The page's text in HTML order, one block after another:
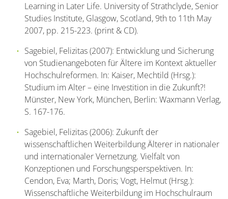
Learning in Later Life. University of Strathclyde, Senior
Studies Institute, Glasgow, Scotland, 9th to 11th May
2007, pp. 215-223. (print & CD).
Sagebiel, Felizitas (2007): Entwicklung und Sicherung
von Studienangeboten für Ältere im Kontext aktueller
Hochschulreformen. In: Kaiser, Mechtild (Hrsg.):
Studium im Alter – eine Investition in die Zukunft?!
Münster, New York, München, Berlin: Waxmann Verlag,
S. 167-176.
Sagebiel, Felizitas (2006): Zukunft der
wissenschaftlichen Weiterbildung Älterer in nationaler
und internationaler Vernetzung. Vielfalt von
Konzeptionen und Forschungsperspektiven. In:
Cendon, Eva; Marth, Doris; Vogt, Helmut (Hrsg.):
Wissenschaftliche Weiterbildung im Hochschulraum